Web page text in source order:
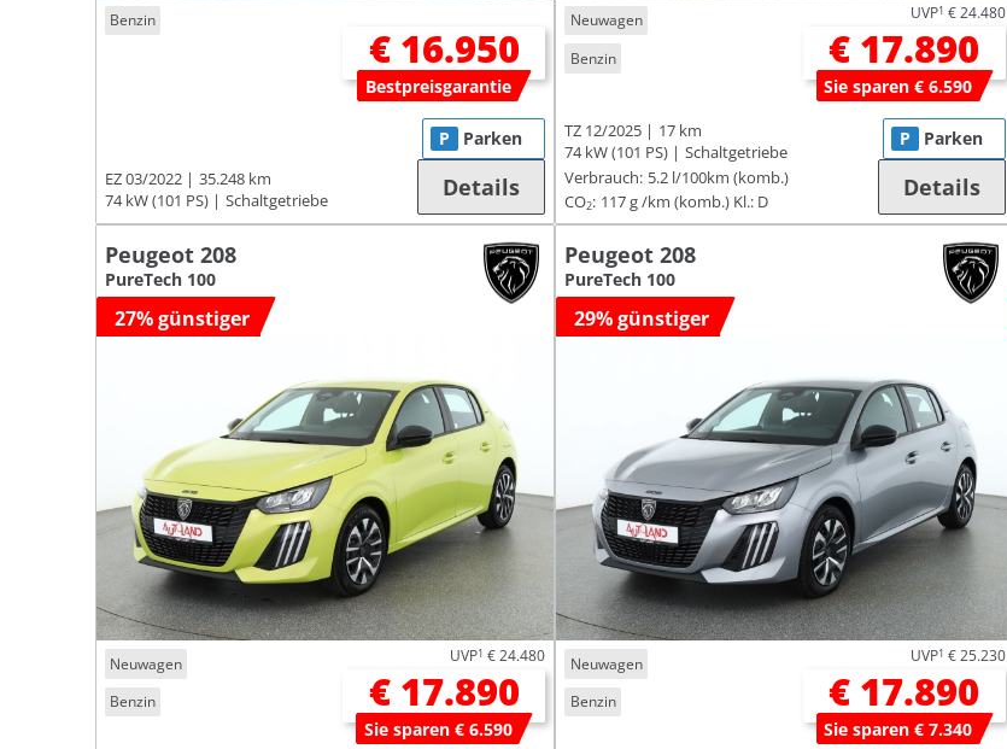
Benzin
€ 16.950
Bestpreisgarantie
EZ 03/2022
35.248 km
74 kW (101 PS)
Schaltgetriebe
P Parken
Details
Neuwagen
Benzin
UVP1 € 24.480
€ 17.890
Sie sparen € 6.590
TZ 12/2025
17 km
74 kW (101 PS)
Schaltgetriebe
Verbrauch: 5.2 l/100km (komb.)
CO2: 117 g /km (komb.) Kl.: D
P Parken
Details
Peugeot 208
PureTech 100
27% günstiger
Neuwagen
Benzin
UVP1 € 24.480
€ 17.890
Sie sparen € 6.590
Peugeot 208
PureTech 100
29% günstiger
Neuwagen
Benzin
UVP1 € 25.230
€ 17.890
Sie sparen € 7.340